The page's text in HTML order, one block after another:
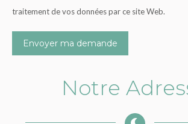
traitement de vos données par ce site Web.
Envoyer ma demande
Notre